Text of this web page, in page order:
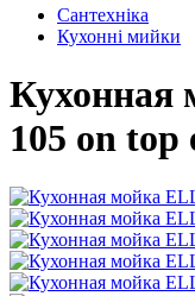
Сантехніка
Кухонні мийки
Кухонная
105 on top